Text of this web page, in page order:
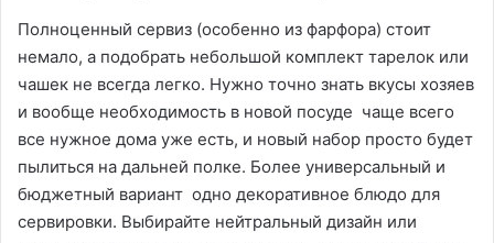
Полноценный сервиз (особенно из фарфора) стоит
немало, а подобрать небольшой комплект тарелок или
чашек не всегда легко. Нужно точно знать вкусы хозяев
и вообще необходимость в новой посуде чаще всего
все нужное дома уже есть, и новый набор просто будет
пылиться на дальней полке. Более универсальный и
бюджетный вариант одно декоративное блюдо для
сервировки. Выбирайте нейтральный дизайн или